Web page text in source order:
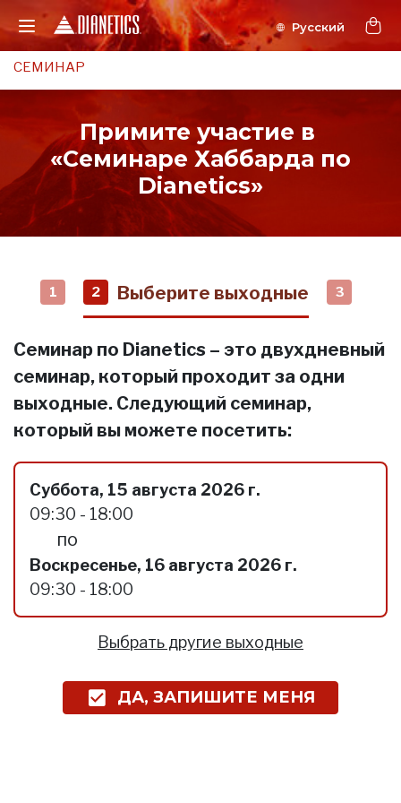
СЕМИНАР
Примите участие в
«Семинаре Хаббарда по
Dianetics»
1 2 Выберите выходные 3
Семинар по Dianetics – это двухдневный
семинар, который проходит за одни
выходные. Следующий семинар,
который вы можете посетить:
Суббота, 15 августа 2026 г.
09:30 - 18:00
по
Воскресенье, 16 августа 2026 г.
09:30 - 18:00
Выбрать другие выходные
ДА, ЗАПИШИТЕ МЕНЯ